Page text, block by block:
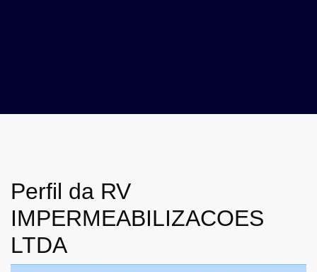
Perfil da RV
IMPERMEABILIZACOES
LTDA